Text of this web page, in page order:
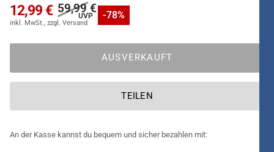
12,99 € 59,99 € -78%
AUSVERKAUFT
TEILEN
An der Kasse kannst du bequem und sicher bezahlen mit: